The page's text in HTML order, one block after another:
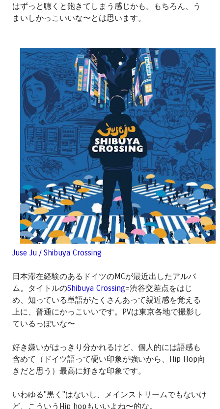
はずっと聴くと飽きてしまう感じかも。もちろん、う
まいしかっこいいな〜とは思います。
Juse Ju / Shibuya Crossing
日本滞在経験のあるドイツのMCが最近出したアルバ
ム。タイトルのShibuya Crossing=渋谷交差点をはじ
め、知っている単語がたくさんあって親近感を覚える
上に、普通にかっこいいです。PVは東京各地で撮影し
ているっぽいな〜
好き嫌いがはっきり分かれるけど、個人的には語感も
含めて（ドイツ語って硬い印象が強いから、Hip Hop向
きだと思う）最高に好きな印象です。
いわゆる"黒く"はないし、メインストリームでもないけ
ど、こういうHip hopもいいよね〜的な。